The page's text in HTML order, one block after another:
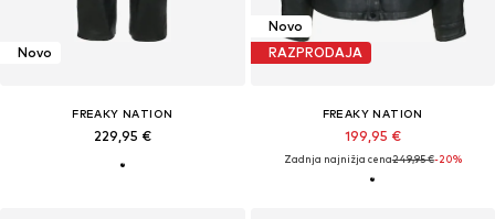
Novo
FREAKY NATION
229,95 €
Novo
RAZPRODAJA
FREAKY NATION
199,95 €
Zadnja najnižja cena249,95 €-20%